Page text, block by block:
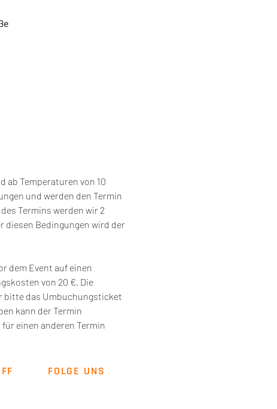
ab Temperaturen von 10
und werden den Termin
Termins werden wir 2
diesen Bedingungen wird der
dem Event auf einen
von 20 €. Die
bitte das Umbuchungsticket
kann der Termin
einen anderen Termin
FOLGE UNS